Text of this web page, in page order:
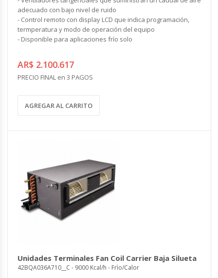
adecuado con bajo nivel de ruido
- Control remoto con display LCD que indica programación,
termperatura y modo de operación del equipo
- Disponible para aplicaciones frío solo
AR$ 2.100.617
PRECIO FINAL en 3 PAGOS
AGREGAR AL CARRITO
Unidades Terminales Fan Coil Carrier Baja Silueta
42BQA036A710__C - 9000 Kcal/h - Frìo/Calor